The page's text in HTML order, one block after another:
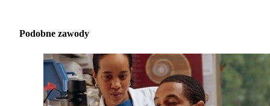
Podobne zawody